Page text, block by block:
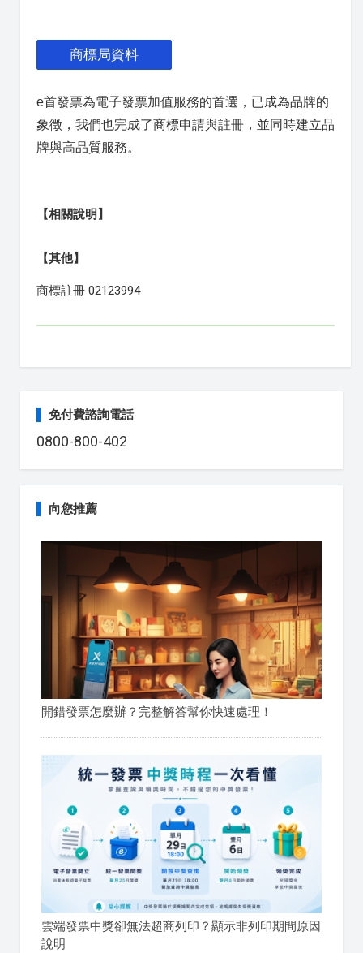
商標局資料
e首發票為電子發票加值服務的首選，已成為品牌的
象徵，我們也完成了商標申請與註冊，並同時建立品
牌與高品質服務。
【相關說明】
【其他】
商標註冊 02123994
免付費諮詢電話
0800-800-402
向您推薦
開錯發票怎麼辦？完整解答幫你快速處理！
雲端發票中獎卻無法超商列印？顯示非列印期間原因
說明